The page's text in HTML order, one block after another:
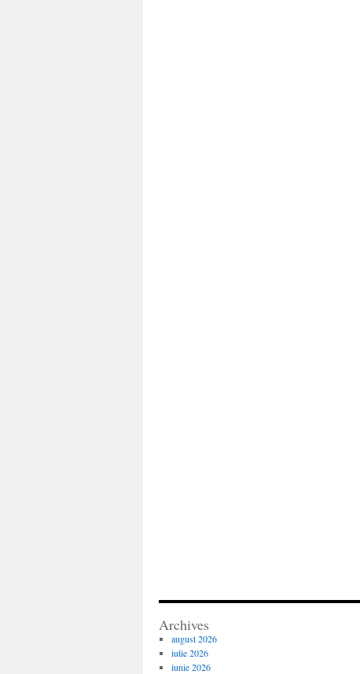
Archives
august 2026
iulie 2026
iunie 2026